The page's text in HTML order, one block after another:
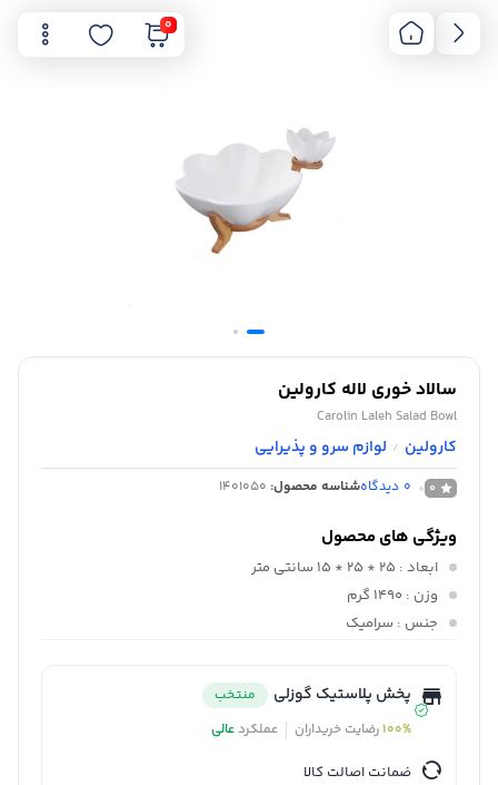
0
سالاد خوری لاله کارولین
Carolin Laleh Salad Bowl
کارولین / لوازم سرو و پذیرایی
0
0 دیدگاهشناسه محصول: 1401050
ویژگی های محصول
ابعاد : 25 * 25 * 15 سانتی متر
وزن : 1490 گرم
جنس : سرامیک
پخش پلاستیک گوزلی
منتخب
100%رضایت خریداران عملکردعالی
ضمانت اصالت کالا